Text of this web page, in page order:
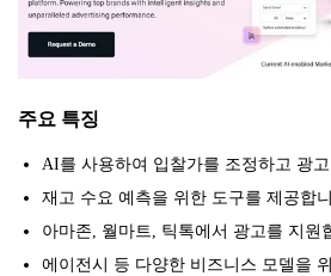
주요 특징
AI를 사용하여 입찰가를 조정하고 광
재고 수요 예측을 위한 도구를 제공합
아마존, 월마트, 틱톡에서 광고를 지원
에이전시 등 다양한 비즈니스 모델을